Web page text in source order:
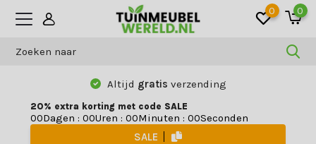
0 0
Altijd gratis verzending
20% extra korting met code SALE
00Dagen : 00Uren : 00Minuten : 00Seconden
SALE